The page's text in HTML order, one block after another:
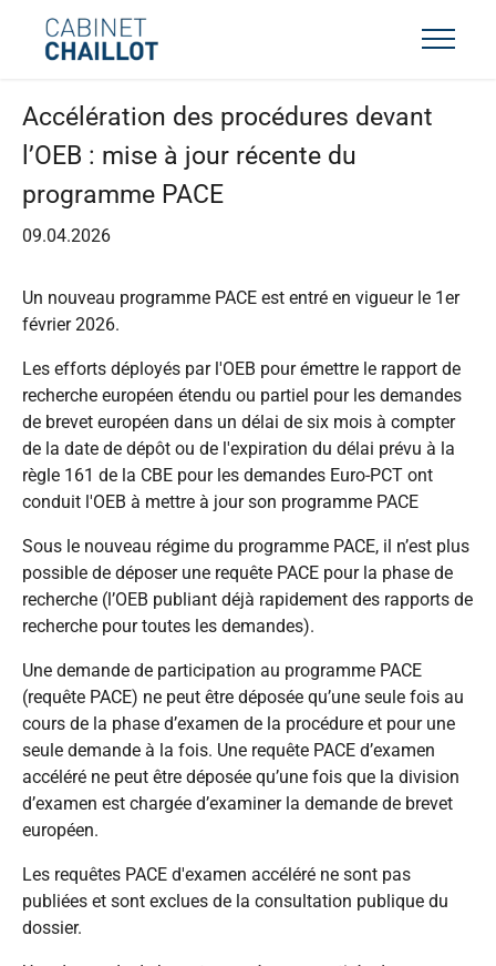
Accélération des procédures devant
l’OEB : mise à jour récente du
programme PACE
09.04.2026
Un nouveau programme PACE est entré en vigueur le 1er
février 2026.
Les efforts déployés par l'OEB pour émettre le rapport de
recherche européen étendu ou partiel pour les demandes
de brevet européen dans un délai de six mois à compter
de la date de dépôt ou de l'expiration du délai prévu à la
règle 161 de la CBE pour les demandes Euro-PCT ont
conduit l'OEB à mettre à jour son programme PACE
Sous le nouveau régime du programme PACE, il n’est plus
possible de déposer une requête PACE pour la phase de
recherche (l’OEB publiant déjà rapidement des rapports de
recherche pour toutes les demandes).
Une demande de participation au programme PACE
(requête PACE) ne peut être déposée qu’une seule fois au
cours de la phase d’examen de la procédure et pour une
seule demande à la fois. Une requête PACE d’examen
accéléré ne peut être déposée qu’une fois que la division
d’examen est chargée d’examiner la demande de brevet
européen.
Les requêtes PACE d'examen accéléré ne sont pas
publiées et sont exclues de la consultation publique du
dossier.